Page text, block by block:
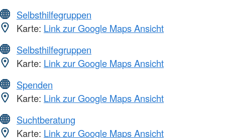
Selbsthilfegruppen
Karte: Link zur Google Maps Ansicht
Selbsthilfegruppen
Karte: Link zur Google Maps Ansicht
Spenden
Karte: Link zur Google Maps Ansicht
Suchtberatung
Karte: Link zur Google Maps Ansicht